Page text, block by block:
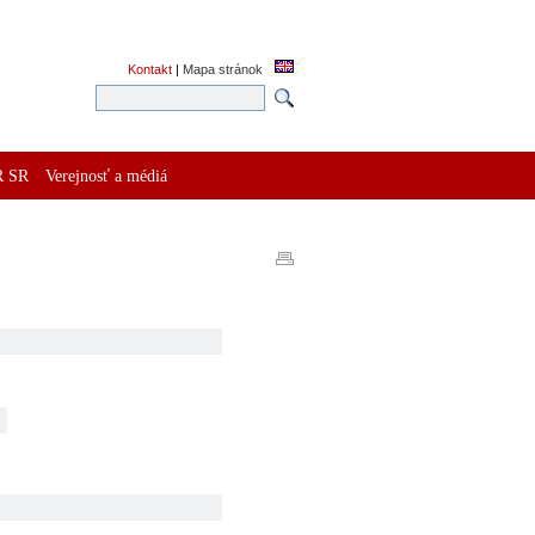
Kontakt | Mapa stránok
SR Verejnosť a médiá